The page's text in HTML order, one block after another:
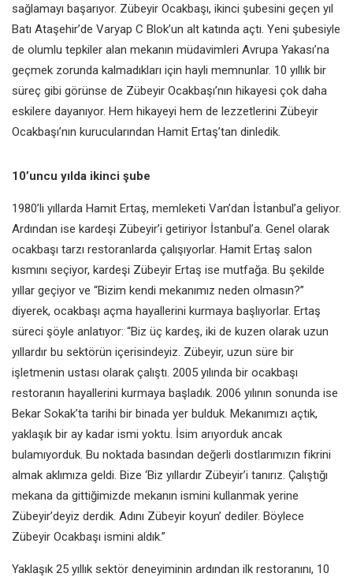
sağlamayı başarıyor. Zübeyir Ocakbaşı, ikinci şubesini geçen yıl
Batı Ataşehir’de Varyap C Blok’un alt katında açtı. Yeni şubesiyle
de olumlu tepkiler alan mekanın müdavimleri Avrupa Yakası’na
geçmek zorunda kalmadıkları için hayli memnunlar. 10 yıllık bir
süreç gibi görünse de Zübeyir Ocakbaşı’nın hikayesi çok daha
eskilere dayanıyor. Hem hikayeyi hem de lezzetlerini Zübeyir
Ocakbaşı’nın kurucularından Hamit Ertaş’tan dinledik.
10’uncu yılda ikinci şube
1980’li yıllarda Hamit Ertaş, memleketi Van’dan İstanbul’a geliyor.
Ardından ise kardeşi Zübeyir’i getiriyor İstanbul’a. Genel olarak
ocakbaşı tarzı restoranlarda çalışıyorlar. Hamit Ertaş salon
kısmını seçiyor, kardeşi Zübeyir Ertaş ise mutfağa. Bu şekilde
yıllar geçiyor ve “Bizim kendi mekanımız neden olmasın?”
diyerek, ocakbaşı açma hayallerini kurmaya başlıyorlar. Ertaş
süreci şöyle anlatıyor: “Biz üç kardeş, iki de kuzen olarak uzun
yıllardır bu sektörün içerisindeyiz. Zübeyir, uzun süre bir
işletmenin ustası olarak çalıştı. 2005 yılında bir ocakbaşı
restoranın hayallerini kurmaya başladık. 2006 yılının sonunda ise
Bekar Sokak’ta tarihi bir binada yer bulduk. Mekanımızı açtık,
yaklaşık bir ay kadar ismi yoktu. İsim arıyorduk ancak
bulamıyorduk. Bu noktada basından değerli dostlarımızın fikrini
almak aklımıza geldi. Bize ‘Biz yıllardır Zübeyir’i tanırız. Çalıştığı
mekana da gittiğimizde mekanın ismini kullanmak yerine
Zübeyir’deyiz derdik. Adını Zübeyir koyun’ dediler. Böylece
Zübeyir Ocakbaşı ismini aldık.”
Yaklaşık 25 yıllık sektör deneyiminin ardından ilk restoranını, 10